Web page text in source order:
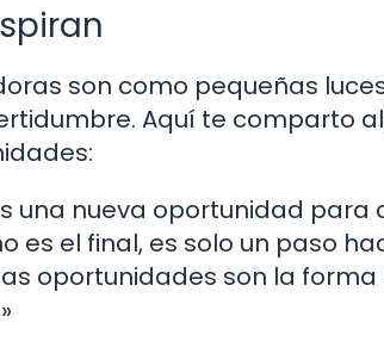
son como pequeñas
Aquí te comparto
una nueva oportunidad para
es el final, es solo un paso
oportunidades son la